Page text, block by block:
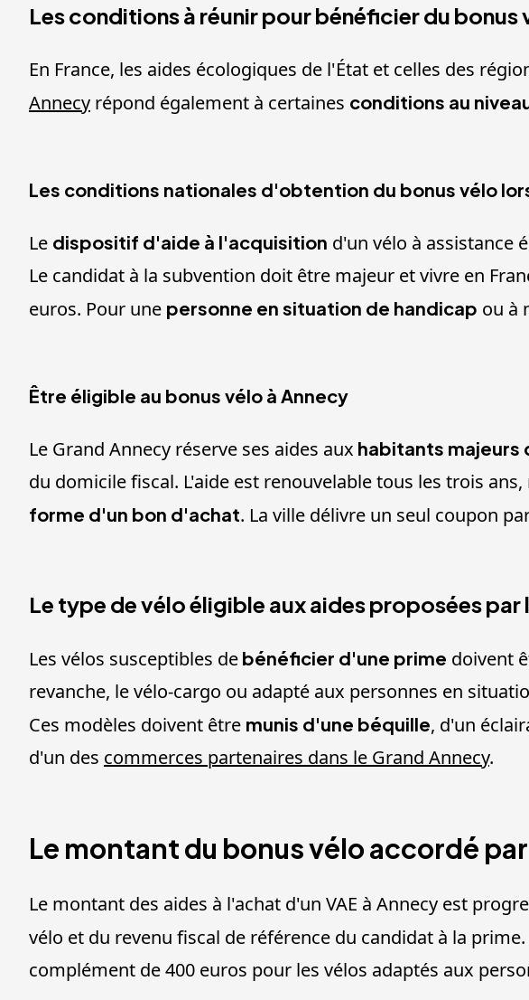
Les conditions à réunir pour bénéficier du bonus
En France, les aides écologiques de l'État et celles des
Annecy répond également à certaines conditions au
Les conditions nationales d'obtention du bonus vélo
Le dispositif d'aide à l'acquisition d'un vélo à assistance
Le candidat à la subvention doit être majeur et vivre en
euros. Pour une personne en situation de handicap ou à
Être éligible au bonus vélo à Annecy
Le Grand Annecy réserve ses aides aux habitants majeurs
du domicile fiscal. L'aide est renouvelable tous les trois
forme d'un bon d'achat. La ville délivre un seul coupon
Le type de vélo éligible aux aides proposées par
Les vélos susceptibles de bénéficier d'une prime doivent
revanche, le vélo-cargo ou adapté aux personnes en
Ces modèles doivent être munis d'une béquille, d'un
d'un des commerces partenaires dans le Grand Annecy.
Le montant du bonus vélo accordé
Le montant des aides à l'achat d'un VAE à Annecy est
vélo et du revenu fiscal de référence du candidat à la prime.
complément de 400 euros pour les vélos adaptés aux